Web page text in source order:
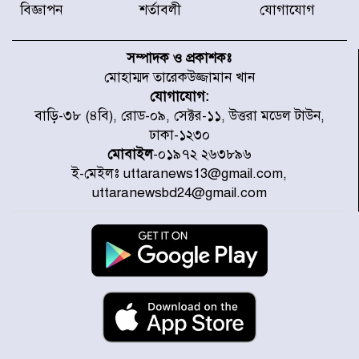
উদ্যোগে উত্তরা ১৩ নং সেক্টর-এ
পরিষ্কার-পরিচ্ছন্নতা অভিযান
ডিএমপির অভিযানে ২৪ ঘণ্টায় গ্রেপ্তার
৫০৪, উদ্ধার মাদক-অস্ত্র
সন্দ্বীপের চরে বিপদে পড়া কচ্ছপ উদ্ধার
সাগরে অবমুক্ত
মাতারবাড়ী পৌঁছে নির্ধারিত কর্মসূচিতে
যোগ দিয়েছেন প্রধানমন্ত্রী
জাতীয় সাংবাদিক সংস্থার পিরোজপুর
জেলা কমিটি অনুমোদন
বিজ্ঞাপন শর্তাবলী যোগাযোগ
সম্পাদক ও প্রকাশকঃ
মোহাম্মদ তারেকউজ্জামান খান
যোগাযোগ:
বাড়ি-৩৮ (৪বি), রোড-০৯, সেক্টর-১১, উত্তরা মডেল টাউন,
ঢাকা-১২৩০
মোবাইল-০১৯৭২ ২৬৩৮৯৬
ই-মেইলঃ uttaranews13@gmail.com,
uttaranewsbd24@gmail.com